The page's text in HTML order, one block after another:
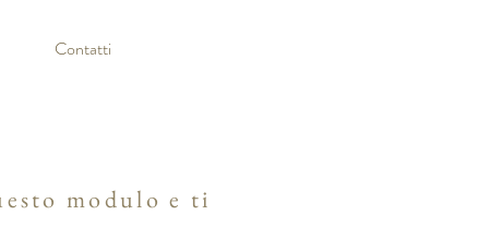
Contatti
modulo e ti